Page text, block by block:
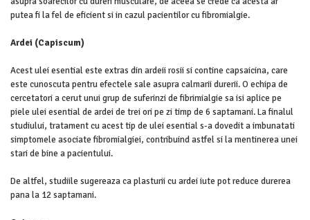
putea fi la fel de eficient si in cazul pacientilor cu fibromialgie.
Ardei (Capiscum)
Acest ulei esential este extras din ardeii rosii si contine capsaicina, care
este cunoscuta pentru efectele sale asupra calmarii durerii. O echipa de
cercetatori a cerut unui grup de suferinzi de fibrimialgie sa isi aplice pe
piele ulei esential de ardei de trei ori pe zi timp de 6 saptamani. La finalul
studiului, tratament cu acest tip de ulei esential s-a dovedit a imbunatati
simptomele asociate fibromialgiei, contribuind astfel si la mentinerea unei
stari de bine a pacientului.
De altfel, studiile sugereaza ca plasturii cu ardei iute pot reduce durerea
pana la 12 saptamani.